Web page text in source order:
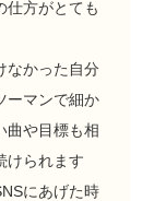
仕方がとても
なかった自分
ーマンで細か
曲や目標も相
けられます
にあげた時